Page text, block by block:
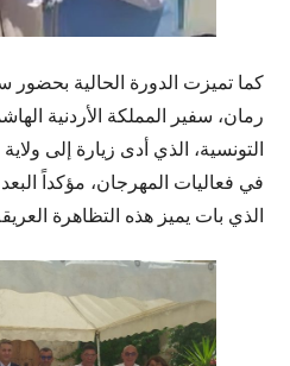
كما تميزت الدورة الحالية بحضور
رمان، سفير المملكة الأردنية
التونسية، الذي أدى زيارة إلى
في فعاليات المهرجان، مؤكداً البعد
الذي بات يميز هذه التظاهرة